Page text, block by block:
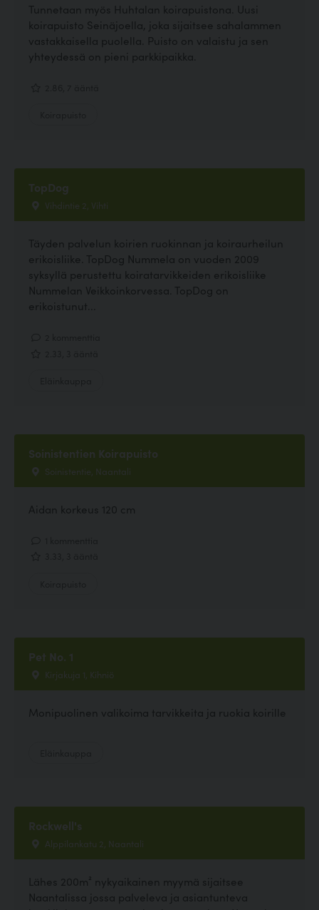
Tunnetaan myös Huhtalan koirapuistona. Uusi
koirapuisto Seinäjoella, joka sijaitsee sahalammen
vastakkaisella puolella. Puisto on valaistu ja sen
yhteydessä on pieni parkkipaikka.
TopDog
Vihdintie 2, Vihti
Täyden palvelun koirien ruokinnan ja koiraurheilun
erikoisliike. TopDog Nummela on vuoden 2009
syksyllä perustettu koiratarvikkeiden erikoisliike
Nummelan Veikkoinkorvessa. TopDog on
erikoistunut...
Soinistentien Koirapuisto
Soinistentie, Naantali
Aidan korkeus 120 cm
Pet No. 1
Kirjakuja 1, Kihniö
Monipuolinen valikoima tarvikkeita ja ruokia koirille
Rockwell's
Alppilankatu 2, Naantali
Lähes 200m² nykyaikainen myymä sijaitsee
Naantalissa jossa palveleva ja asiantunteva